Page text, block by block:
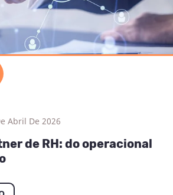
Abril De 2026
de RH: do operacional